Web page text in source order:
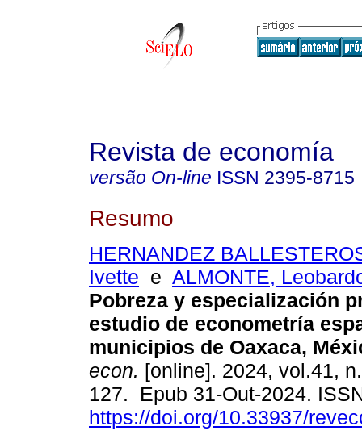
Revista de economía
versão On-line ISSN 2395-8715
Resumo
HERNANDEZ
Ivette e ALMONTE,
Pobreza y especialización
estudio de econometría
municipios de Oaxaca,
econ. [online]. 2024, vol.41,
127. Epub 31-Out-2024.
https://doi.org/10.33937/